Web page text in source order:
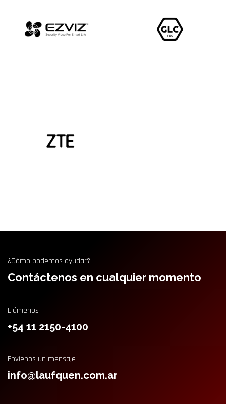
¿Cómo podemos ayudar?
Contáctenos en cualquier momento
Llámenos
+54 11 2150-4100
Envíenos un mensaje
info@laufquen.com.ar